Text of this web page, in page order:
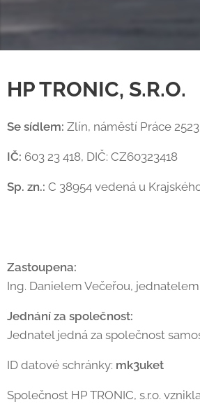
HP TRONIC, S.R.O.
Se sídlem: Zlín, náměstí Práce
IČ: 603 23 418, DIČ: CZ60323418
Sp. zn.: C 38954 vedená u
Zastoupena:
Ing. Danielem Večeřou, jednatelem
Jednání za společnost:
Jednatel jedná za společnost
ID datové schránky: mk3uket
Společnost HP TRONIC, s.r.o.